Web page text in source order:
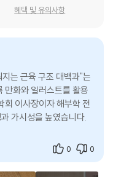
, 다리에 이르기까지 전신 근
, 관절까지 함께 아우른다.
들과의 상호작용을 함께
수 있다. 이러한 구성은 인
며, 움직임을 통합적으로 이
끼는 이유는 개별 근육 명
은 특정 근육이 어느 뼈에 붙
입체적으로 이해할 수 있다.
는 맥락 속에서 이해하게 되
혜택 및 유의사항
는 근육 구조 대백과"는
만화와 일러스트를 활용
회 이사장이자 해부학 전
가시성을 높였습니다.
0 0